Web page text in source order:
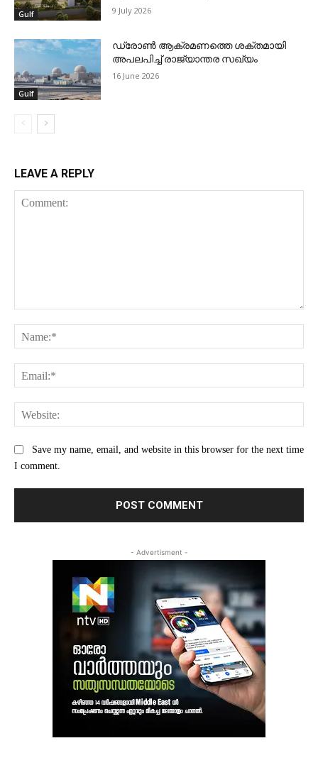
Gulf 9 July 2026
Gulf
ഡ്രോണ്‍ ആക്രമണത്തെ ശക്തമായി
അപലപിച്ച് രാജ്യാന്തര സഖ്യം
16 June 2026
LEAVE A REPLY
Save my name, email, and website in this browser for the next time
I comment.
- Advertisment -